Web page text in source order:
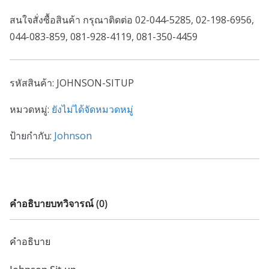
สนใจสั่งซื้อสินค้า กรุณาติดต่อ 02-044-5285, 02-198-6956,
044-083-859, 081-928-4119, 081-350-4459
รหัสสินค้า: JOHNSON-SITUP
หมวดหมู่: ยังไม่ได้จัดหมวดหมู่
ป้ายกำกับ: Johnson
คำอธิบายบทวิจารณ์ (0)
คำอธิบาย